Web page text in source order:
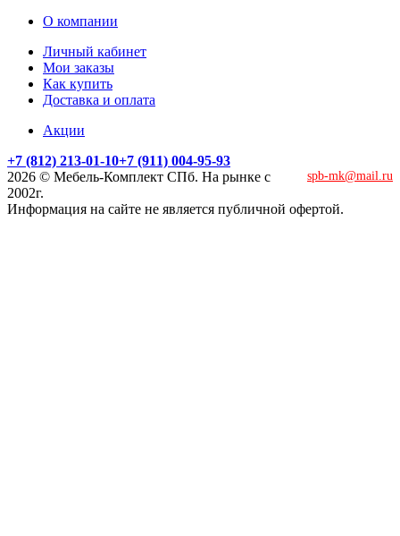
О компании
Личный кабинет
Мои заказы
Как купить
Доставка и оплата
Акции
+7 (812) 213-01-10+7 (911) 004-95-93
spb-mk@mail.ru
2026 © Мебель-Комплект СПб. На рынке с
2002г.
Информация на сайте не является публичной офертой.